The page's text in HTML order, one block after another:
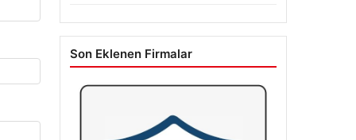
Son Eklenen Firmalar